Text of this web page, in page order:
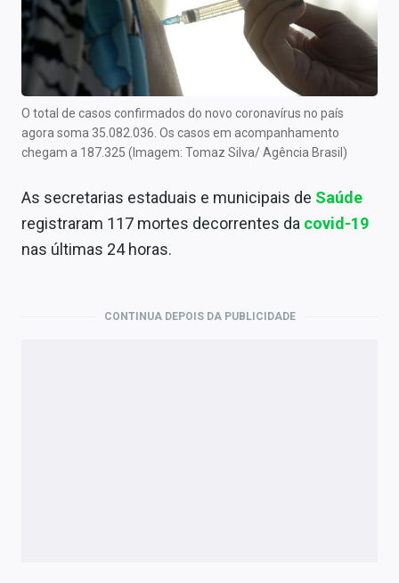
Carteiras Recomendadas
Central de Dividendos
Central de Fundos Imobiliários
Central dos IPOs
Finanças Pessoais
Mercados
O total de casos confirmados do novo coronavírus no país
agora soma 35.082.036. Os casos em acompanhamento
chegam a 187.325 (Imagem: Tomaz Silva/ Agência Brasil)
As secretarias estaduais e municipais de Saúde
registraram 117 mortes decorrentes da covid-19
nas últimas 24 horas.
CONTINUA DEPOIS DA PUBLICIDADE